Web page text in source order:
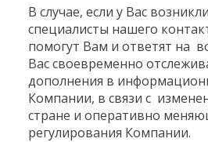
В случае, если у Вас
специалисты нашего
помогут Вам и ответят на
Вас своевременно
дополнения в
Компании, в связи с
стране и оперативно
регулирования Компании.